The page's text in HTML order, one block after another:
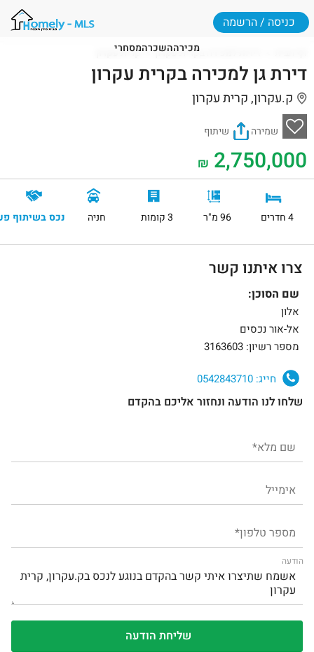
מכירההשכרהמסחרי
כניסה / הרשמה
דירות למכירה בקרית עקרון קרית עקרון
דירת גן למכירה בקרית עקרון
ק.עקרון, קרית עקרון
שמירה שיתוף
2,750,000
₪
4 חדרים 96 מ"ר 3 קומות חניה נכס בשיתוף
צרו איתנו קשר
שם הסוכן:
אלון
אל-אור נכסים
מספר רשיון: 3163603
חייג:
שלחו לנו הודעה ונחזור אליכם בהקדם
הודעה